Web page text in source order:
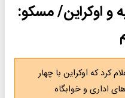
و اوکراین/ مسکو:
کرد که اوکراین با چهار
اداری و خوابگاه